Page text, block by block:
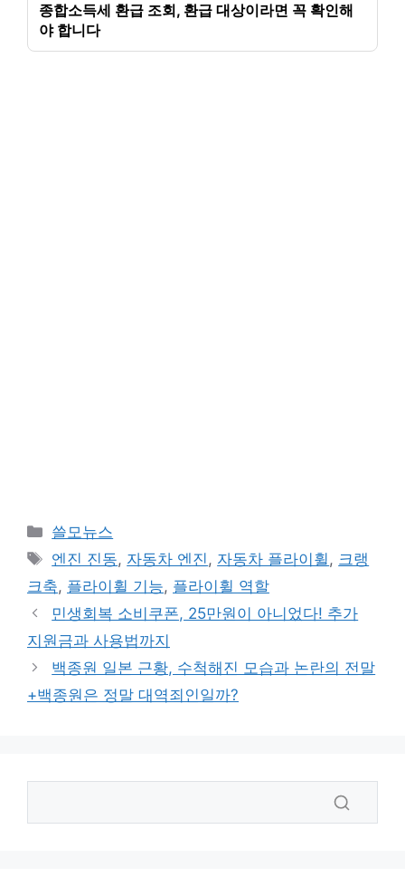
종합소득세 환급 조회, 환급 대상이라면 꼭 확인해
야 합니다
카
테
리
쓸모뉴스
태
그
엔진 진동, 자동차 엔진, 자동차 플라이휠 , 크랭
크축, 플라이휠 기능, 플라이휠 역할
민생회복 소비쿠폰, 25만원이 아니었다! 추가
지원금과 사용법까지
백종원 일본 근황, 수척해진 모습과 논란의 전말
+백종원은 정말 대역죄인일까?